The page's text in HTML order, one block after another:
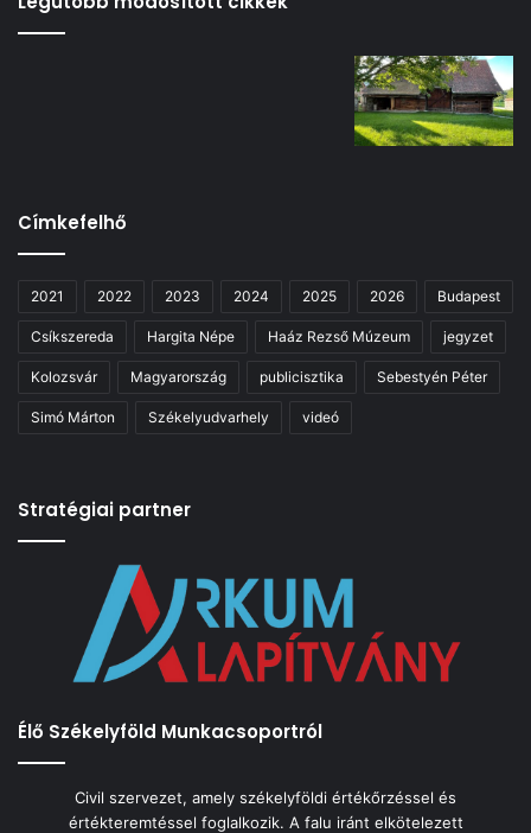
Címkefelhő
2021 2022 2023 2024 2025 2026 Budapest
Csíkszereda Hargita Népe Haáz Rezső Múzeum jegyzet
Kolozsvár Magyarország publicisztika Sebestyén Péter
Simó Márton Székelyudvarhely videó
Stratégiai partner
Élő Székelyföld Munkacsoportról
Civil szervezet, amely székelyföldi értékőrzéssel és
értékteremtéssel foglalkozik. A falu iránt elkötelezett